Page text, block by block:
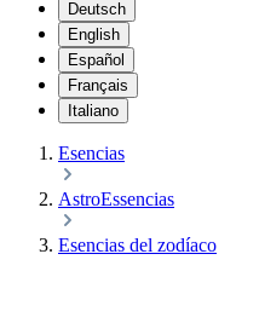
Deutsch
English
Español
Français
Italiano
Esencias
AstroEssencias
Esencias del zodíaco